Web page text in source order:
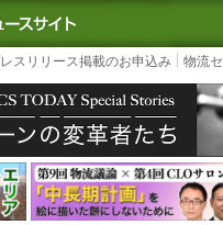
｜国内最大の物流ニュース
スリリース掲載のお申込み 物流